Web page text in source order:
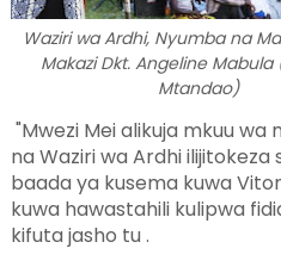
Waziri wa Ardhi, Nyumba na
Makazi Dkt. Angeline Mabula
Mtandao)
"Mwezi Mei alikuja mkuu wa
na Waziri wa Ardhi
baada ya kusema kuwa
kuwa hawastahili kulipwa
kifuta jasho tu .